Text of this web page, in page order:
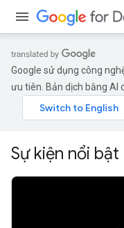
Google sử dụng công
ưu tiên. Bản dịch bằng AI
Sự kiện nổi bật